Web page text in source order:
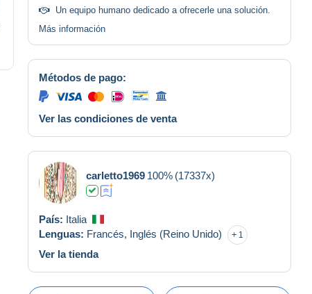
Un equipo humano dedicado a ofrecerle una solución.
Más información
Métodos de pago:
Ver las condiciones de venta
carletto1969 100% (17337x)
País: Italia
Lenguas: Francés, Inglés (Reino Unido) 1
Ver la tienda